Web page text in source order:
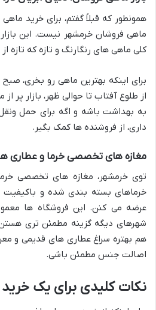
همونطور که قبلاً گفتم، برای خرید ماهی
ماهی فروشان خرمشهر نیست. این بازار
کلی ماهی های رنگارنگ و تازه که تازه
برای اینکه بهترین ماهی رو بخری، صبح
از طلوع آفتاب تا حوالی ظهر، بازار
به بهداشت باشه و اگه برای حمل
داری، از فروشنده ها کمک بگیر.
مغازه های تخصصی خرما و عطاری
توی خرمشهر، مغازه های تخصصی
خرماهای بسته بندی شده و
عرضه می کنن. این فروشگاه ها
شهرهای دیگه گزینه مطمئن تری
هم بهتره سراغ عطاری های قدیمی و
اصالت جنس مطمئن باشی.
نکات کلیدی برای یک